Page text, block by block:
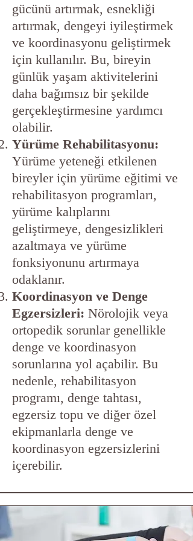
gücünü artırmak, esnekliği
artırmak, dengeyi iyileştirmek
ve koordinasyonu geliştirmek
için kullanılır. Bu, bireyin
günlük yaşam aktivitelerini
daha bağımsız bir şekilde
gerçekleştirmesine yardımcı
olabilir.
Yürüme Rehabilitasyonu:
Yürüme yeteneği etkilenen
bireyler için yürüme eğitimi ve
rehabilitasyon programları,
yürüme kalıplarını
geliştirmeye, dengesizlikleri
azaltmaya ve yürüme
fonksiyonunu artırmaya
odaklanır.
Koordinasyon ve Denge
Egzersizleri: Nörolojik veya
ortopedik sorunlar genellikle
denge ve koordinasyon
sorunlarına yol açabilir. Bu
nedenle, rehabilitasyon
programı, denge tahtası,
egzersiz topu ve diğer özel
ekipmanlarla denge ve
koordinasyon egzersizlerini
içerebilir.